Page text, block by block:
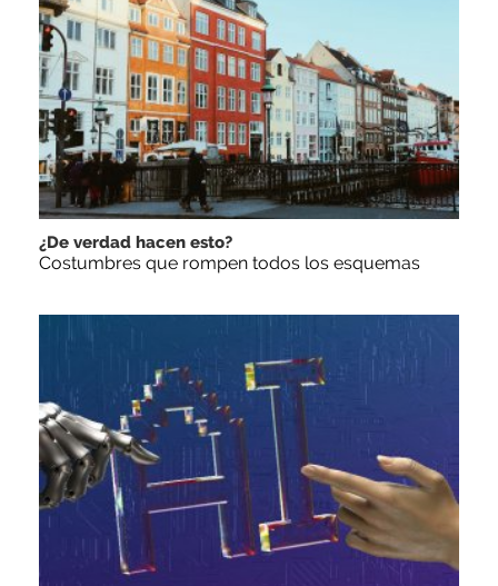
¿De verdad hacen esto?
Costumbres que rompen todos los esquemas